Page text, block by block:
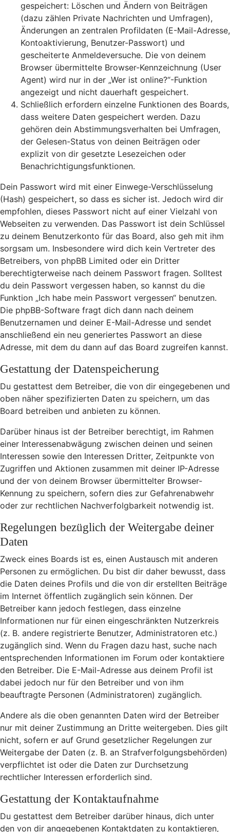
gespeichert: Löschen und Ändern von Beiträgen
(dazu zählen Private Nachrichten und Umfragen),
Änderungen an zentralen Profildaten (E-Mail-Adresse,
Kontoaktivierung, Benutzer-Passwort) und
gescheiterte Anmeldeversuche. Die von deinem
Browser übermittelte Browser-Kennzeichnung (User
Agent) wird nur in der „Wer ist online?“-Funktion
angezeigt und nicht dauerhaft gespeichert.
Schließlich erfordern einzelne Funktionen des Boards,
dass weitere Daten gespeichert werden. Dazu
gehören dein Abstimmungsverhalten bei Umfragen,
der Gelesen-Status von deinen Beiträgen oder
explizit von dir gesetzte Lesezeichen oder
Benachrichtigungsfunktionen.
Dein Passwort wird mit einer Einwege-Verschlüsselung
(Hash) gespeichert, so dass es sicher ist. Jedoch wird dir
empfohlen, dieses Passwort nicht auf einer Vielzahl von
Webseiten zu verwenden. Das Passwort ist dein Schlüssel
zu deinem Benutzerkonto für das Board, also geh mit ihm
sorgsam um. Insbesondere wird dich kein Vertreter des
Betreibers, von phpBB Limited oder ein Dritter
berechtigterweise nach deinem Passwort fragen. Solltest
du dein Passwort vergessen haben, so kannst du die
Funktion „Ich habe mein Passwort vergessen“ benutzen.
Die phpBB-Software fragt dich dann nach deinem
Benutzernamen und deiner E-Mail-Adresse und sendet
anschließend ein neu generiertes Passwort an diese
Adresse, mit dem du dann auf das Board zugreifen kannst.
Gestattung der Datenspeicherung
Du gestattest dem Betreiber, die von dir eingegebenen und
oben näher spezifizierten Daten zu speichern, um das
Board betreiben und anbieten zu können.
Darüber hinaus ist der Betreiber berechtigt, im Rahmen
einer Interessenabwägung zwischen deinen und seinen
Interessen sowie den Interessen Dritter, Zeitpunkte von
Zugriffen und Aktionen zusammen mit deiner IP-Adresse
und der von deinem Browser übermittelter Browser-
Kennung zu speichern, sofern dies zur Gefahrenabwehr
oder zur rechtlichen Nachverfolgbarkeit notwendig ist.
Regelungen bezüglich der Weitergabe deiner
Daten
Zweck eines Boards ist es, einen Austausch mit anderen
Personen zu ermöglichen. Du bist dir daher bewusst, dass
die Daten deines Profils und die von dir erstellten Beiträge
im Internet öffentlich zugänglich sein können. Der
Betreiber kann jedoch festlegen, dass einzelne
Informationen nur für einen eingeschränkten Nutzerkreis
(z. B. andere registrierte Benutzer, Administratoren etc.)
zugänglich sind. Wenn du Fragen dazu hast, suche nach
entsprechenden Informationen im Forum oder kontaktiere
den Betreiber. Die E-Mail-Adresse aus deinem Profil ist
dabei jedoch nur für den Betreiber und von ihm
beauftragte Personen (Administratoren) zugänglich.
Andere als die oben genannten Daten wird der Betreiber
nur mit deiner Zustimmung an Dritte weitergeben. Dies gilt
nicht, sofern er auf Grund gesetzlicher Regelungen zur
Weitergabe der Daten (z. B. an Strafverfolgungsbehörden)
verpflichtet ist oder die Daten zur Durchsetzung
rechtlicher Interessen erforderlich sind.
Gestattung der Kontaktaufnahme
Du gestattest dem Betreiber darüber hinaus, dich unter
den von dir angegebenen Kontaktdaten zu kontaktieren,